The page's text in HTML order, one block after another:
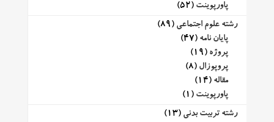
پاورپوینت (52)
رشته علوم اجتماعی (89)
پایان نامه (47)
پروژه (19)
پروپوزال (8)
مقاله (14)
پاورپوینت (1)
رشته تربیت بدنی (13)